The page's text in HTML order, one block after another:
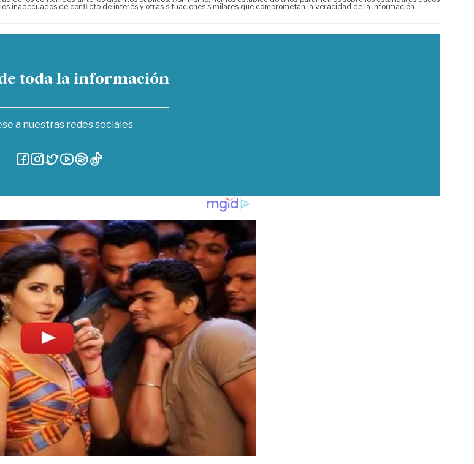
inadecuados de conflicto de interés y otras situaciones similares que comprometan la veracidad de la información.
toda la información
a nuestras redes sociales